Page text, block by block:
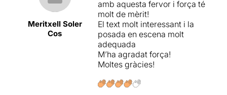
Meritxell Soler
Cos
amb aquesta fervor i força té
molt de mèrit!
El text molt interessant i la
posada en escena molt
adequada
M’ha agradat força!
Moltes gràcies!